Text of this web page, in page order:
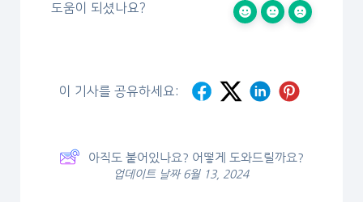
도움이 되셨나요?
이 기사를 공유하세요:
아직도 붙어있나요? 어떻게 도와드릴까요?
업데이트 날짜 6월 13, 2024